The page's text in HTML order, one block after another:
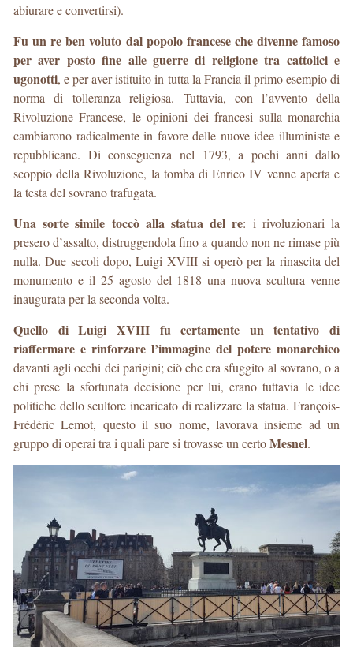
abiurare e convertirsi).
Fu un re ben voluto dal popolo francese che divenne famoso
per aver posto fine alle guerre di religione tra cattolici e
ugonotti, e per aver istituito in tutta la Francia il primo esempio di
norma di tolleranza religiosa. Tuttavia, con l’avvento della
Rivoluzione Francese, le opinioni dei francesi sulla monarchia
cambiarono radicalmente in favore delle nuove idee illuministe e
repubblicane. Di conseguenza nel 1793, a pochi anni dallo
scoppio della Rivoluzione, la tomba di Enrico IV venne aperta e
la testa del sovrano trafugata.
Una sorte simile toccò alla statua del re: i rivoluzionari la
presero d’assalto, distruggendola fino a quando non ne rimase più
nulla. Due secoli dopo, Luigi XVIII si operò per la rinascita del
monumento e il 25 agosto del 1818 una nuova scultura venne
inaugurata per la seconda volta.
Quello di Luigi XVIII fu certamente un tentativo di
riaffermare e rinforzare l’immagine del potere monarchico
davanti agli occhi dei parigini; ciò che era sfuggito al sovrano, o a
chi prese la sfortunata decisione per lui, erano tuttavia le idee
politiche dello scultore incaricato di realizzare la statua. François-
Frédéric Lemot, questo il suo nome, lavorava insieme ad un
gruppo di operai tra i quali pare si trovasse un certoMesnel.